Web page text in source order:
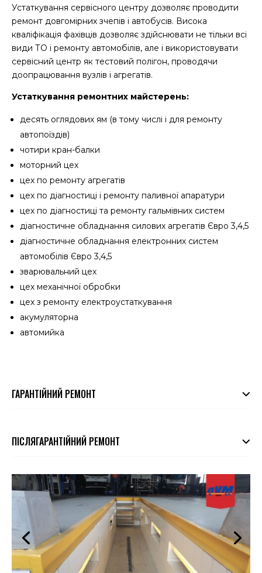
Устаткування сервісного центру дозволяє проводити
ремонт довгомірних зчепів і автобусів. Висока
кваліфікація фахівців дозволяє здійснювати не тільки всі
види ТО і ремонту автомобілів, але і використовувати
сервісний центр як тестовий полігон, проводячи
доопрацювання вузлів і агрегатів.
Устаткування ремонтних майстерень:
десять оглядових ям (в тому числі і для ремонту
автопоїздів)
чотири кран-балки
моторний цех
цех по ремонту агрегатів
цех по діагностиці і ремонту паливної апаратури
цех по діагностиці та ремонту гальмівних систем
діагностичне обладнання силових агрегатів Євро 3,4,5
діагностичне обладнання електронних систем
автомобілів Євро 3,4,5
зварювальний цех
цех механічної обробки
цех з ремонту електроустаткування
акумуляторна
автомийка
ГАРАНТІЙНИЙ РЕМОНТ
ПІСЛЯГАРАНТІЙНИЙ РЕМОНТ